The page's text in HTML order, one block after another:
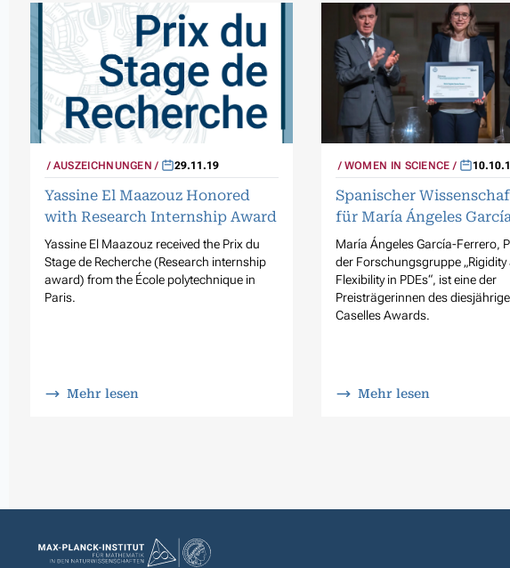
AUSZEICHNUNGEN 29.11.19
Yassine El Maazouz Honored
with Research Internship Award
Yassine El Maazouz received the Prix du
Stage de Recherche (Research internship
award) from the École polytechnique in
Paris.
Mehr lesen
WOMEN IN SCIENCE
Spanischer
für María Ángeles
María Ángeles García-Ferrero,
der Forschungsgruppe „Rigidity
Flexibility in PDEs“, ist eine der
Preisträgerinnen des
Caselles Awards.
Mehr lesen